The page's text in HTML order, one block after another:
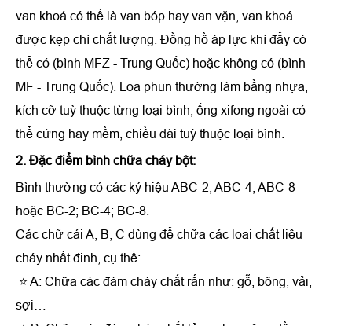
van khoá có thể là van bóp hay van vặn, van khoá
được kẹp chì chất lượng. Đồng hồ áp lực khí đẩy có
thể có (bình MFZ - Trung Quốc) hoặc không có (bình
MF - Trung Quốc). Loa phun thường làm bằng nhựa,
kích cỡ tuỳ thuộc từng loại bình, ống xifong ngoài có
thể cứng hay mềm, chiều dài tuỳ thuộc loại bình.
2. Đặc điểm bình chữa cháy bột:
Bình thường có các ký hiệu ABC-2; ABC-4; ABC-8
hoặc BC-2; BC-4; BC-8.
Các chữ cái A, B, C dùng để chữa các loại chất liệu
cháy nhất đinh, cụ thể:
⭐ A: Chữa các đám cháy chất rắn như: gỗ, bông, vải,
sợi…